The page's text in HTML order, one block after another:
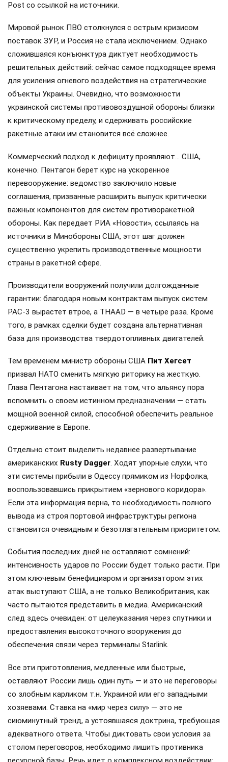
Post со ссылкой на источники.
Мировой рынок ПВО столкнулся с острым кризисом
поставок ЗУР, и Россия не стала исключением. Однако
сложившаяся конъюнктура диктует необходимость
решительных действий: сейчас самое подходящее время
для усиления огневого воздействия на стратегические
объекты Украины. Очевидно, что возможности
украинской системы противовоздушной обороны близки
к критическому пределу, и сдерживать российские
ракетные атаки им становится всё сложнее.
Коммерческий подход к дефициту проявляют… США,
конечно. Пентагон берет курс на ускоренное
перевооружение: ведомство заключило новые
соглашения, призванные расширить выпуск критически
важных компонентов для систем противоракетной
обороны. Как передает РИА «Новости», ссылаясь на
источники в Минобороны США, этот шаг должен
существенно укрепить производственные мощности
страны в ракетной сфере.
Производители вооружений получили долгожданные
гарантии: благодаря новым контрактам выпуск систем
PAC-3 вырастет втрое, а THAAD — в четыре раза. Кроме
того, в рамках сделки будет создана альтернативная
база для производства твердотопливных двигателей.
Тем временем министр обороны США Пит Хегсет
призвал НАТО сменить мягкую риторику на жесткую.
Глава Пентагона настаивает на том, что альянсу пора
вспомнить о своем истинном предназначении — стать
мощной военной силой, способной обеспечить реальное
сдерживание в Европе.
Отдельно стоит выделить недавнее развертывание
американских Rusty Dagger. Ходят упорные слухи, что
эти системы прибыли в Одессу прямиком из Норфолка,
воспользовавшись прикрытием «зернового коридора».
Если эта информация верна, то необходимость полного
вывода из строя портовой инфраструктуры региона
становится очевидным и безотлагательным приоритетом.
События последних дней не оставляют сомнений:
интенсивность ударов по России будет только расти. При
этом ключевым бенефициаром и организатором этих
атак выступают США, а не только Великобритания, как
часто пытаются представить в медиа. Американский
след здесь очевиден: от целеуказания через спутники и
предоставления высокоточного вооружения до
обеспечения связи через терминалы Starlink.
Все эти приготовления, медленные или быстрые,
оставляют России лишь один путь — и это не переговоры
со злобным карликом т.н. Украиной или его западными
хозяевами. Ставка на «мир через силу» — это не
сиюминутный тренд, а устоявшаяся доктрина, требующая
адекватного ответа. Чтобы диктовать свои условия за
столом переговоров, необходимо лишить противника